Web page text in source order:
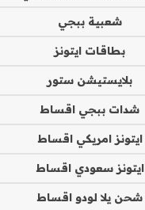
شعبية ببجي
بطاقات ايتونز
بلايستيشن ستور
شدات ببجي اقساط
ايتونز امريكي اقساط
ايتونز سعودي اقساط
شحن يلا لودو اقساط